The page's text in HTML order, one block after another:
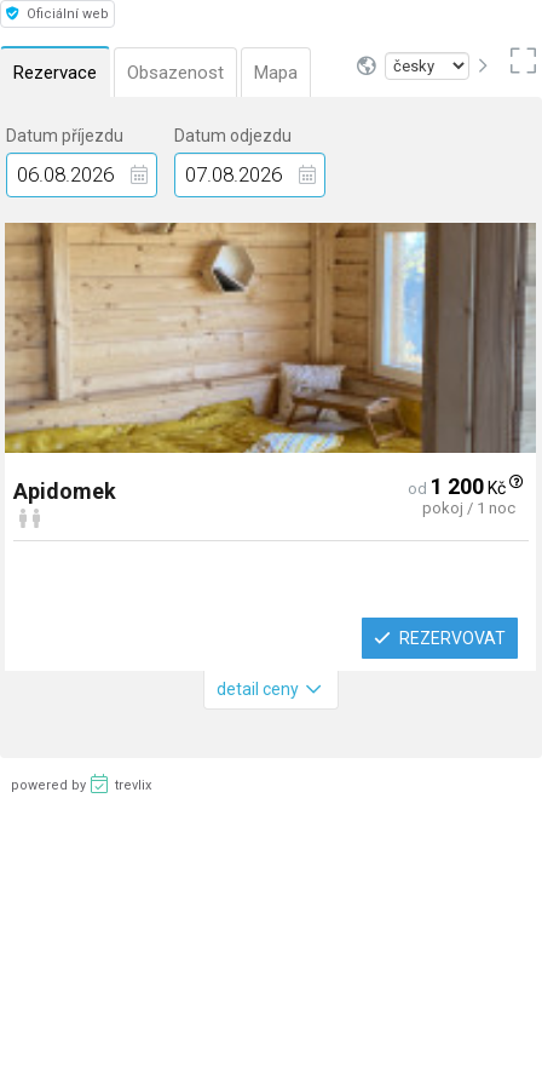
Oficiální web
Rezervace Obsazenost Mapa
Datum příjezdu Datum odjezdu
Apidomek od 1 200 Kč
pokoj / 1 noc
REZERVOVAT
detail ceny
powered by trevlix